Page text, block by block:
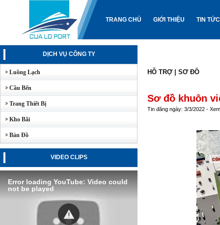
TRANG CHỦ GIỚI THIỆU TIN TỨC
DỊCH VỤ CÔNG TY
Luồng Lạch
Cầu Bến
Trang Thiết Bị
Kho Bãi
Bản Đồ
VIDEO CLIPS
Error loading YouTube: Video could
not be played
HỖ TRỢ SƠ ĐỒ
Sơ đồ khuôn
Tin đăng ngày: 3/3/2022 -